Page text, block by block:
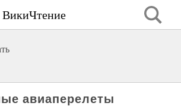
ВикиЧтение
авиаперелеты